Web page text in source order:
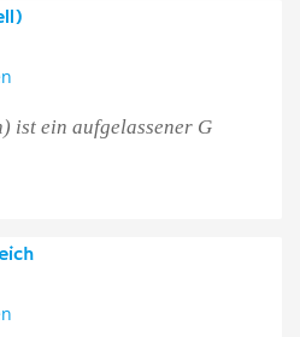
ist ein aufgelassener G